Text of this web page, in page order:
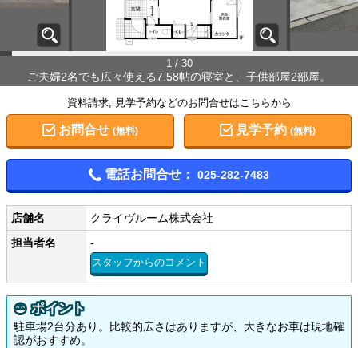
1 / 30
ご夫婦2名でも広々使える7.58帖の寝室と、子供部屋2部屋。
資料請求, 見学予約などのお問合せはこちらから
お問合せ (無料) 見学予約(無料)
電話お問合せ： 025-282-7483
店舗名
クライヴルーム株式会社
担当者名
-
スタッフからのコメント
ポイント
駐車場2台分あり。比較的広さはありますが、大きなお車は現地確
認がおすすめ。